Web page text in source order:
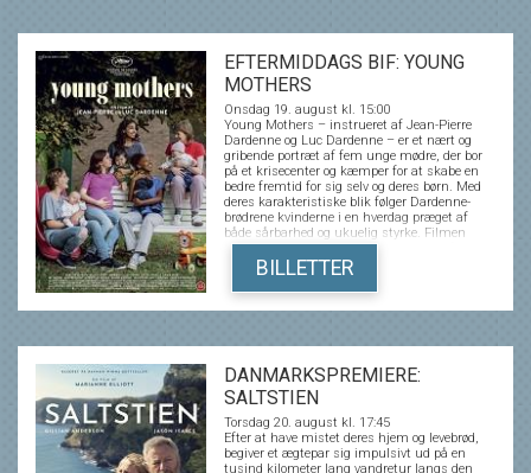
EFTERMIDDAGS BIF: YOUNG
MOTHERS
Onsdag 19. august kl. 15:00
Young Mothers – instrueret af Jean-Pierre
Dardenne og Luc Dardenne – er et nært og
gribende portræt af fem unge mødre, der bor
på et krisecenter og kæmper for at skabe en
bedre fremtid for sig selv og deres børn. Med
deres karakteristiske blik følger Dardenne-
brødrene kvinderne i en hverdag præget af
både sårbarhed og ukuelig styrke. Filmen
skildrer moderskabets kompleksitet, når det
leves under pres fra svære opvækstvilkår,
økonomisk usikkerhed og følelsesmæssige
traumer. Young Mothers er en stærk,
empatisk fortælling om ansvar, håb og
mest anerkendte filmskabere. Filmen havde
premiere I den officielle konkurrence på
Cannes Film Festival i 2025.
BILLETTER
DANMARKSPREMIERE:
SALTSTIEN
Torsdag 20. august kl. 17:45
Efter at have mistet deres hjem og levebrød,
begiver et ægtepar sig impulsivt ud på en
tusind kilometer lang vandretur langs den